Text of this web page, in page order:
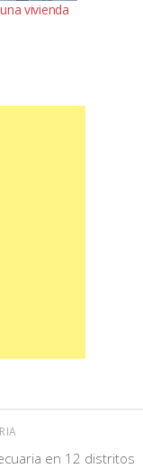
vivienda
en 12 distritos